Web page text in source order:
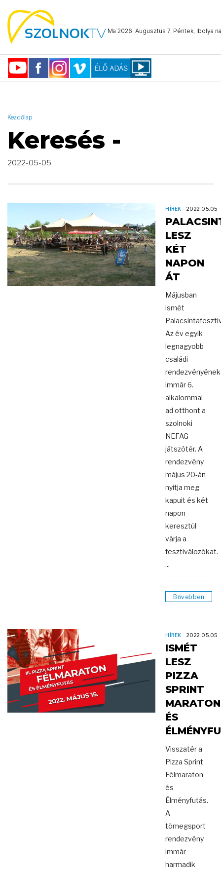
Ma 2026. Augusztus 7. Péntek, Ibolya
"2022-05-05 23:59:59" )
Kezdőlap
Keresés -
2022-05-05
HÍREK 2022.05.05
LESZ
KÉT
NAPON
ÁT
Májusban
ismét
Az év egyik
legnagyobb
családi
rendezvényének
immár 6.
alkalommal
ad otthont a
szolnoki
NEFAG
játszótér. A
rendezvény
május 20-án
nyitja meg
kapuit és két
napon
keresztül
várja a
fesztiválozókat.
...
Bővebben
HÍREK 2022.05.05
ISMÉT
LESZ
PIZZA
SPRINT
MARATON
ÉS
Visszatér a
Pizza Sprint
Félmaraton
és
Élményfutás.
A
tömegsport
rendezvény
immár
harmadik